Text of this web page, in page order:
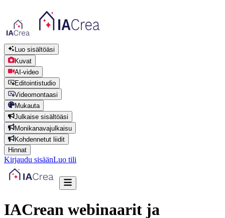
Luo sisältöäsi
Kuvat
AI-video
Editointistudio
Videomontaasi
Mukauta
Julkaise sisältöäsi
Monikanavajulkaisu
Kohdennetut liidit
Hinnat
Kirjaudu sisäänLuo tili
IACrean webinaarit ja